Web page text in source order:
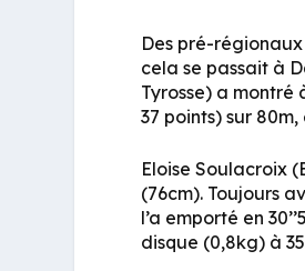
Des pré-
cela se passait à
Tyrosse) a montré
37 points) sur 80m,
Eloise Soulacroix
(76cm). Toujours
l’a emporté en
disque (0,8kg) à